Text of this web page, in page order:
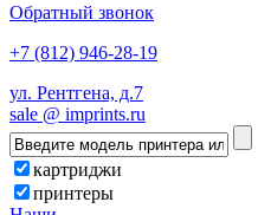
Обратный звонок
+7 (812) 946-28-19
ул. Рентгена, д.7
sale @ imprints.ru
картриджи
принтеры